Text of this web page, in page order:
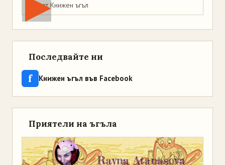
Мая от Книжен ъгъл
Последвайте ни
f Книжен ъгъл във Facebook
Приятели на ъгъла